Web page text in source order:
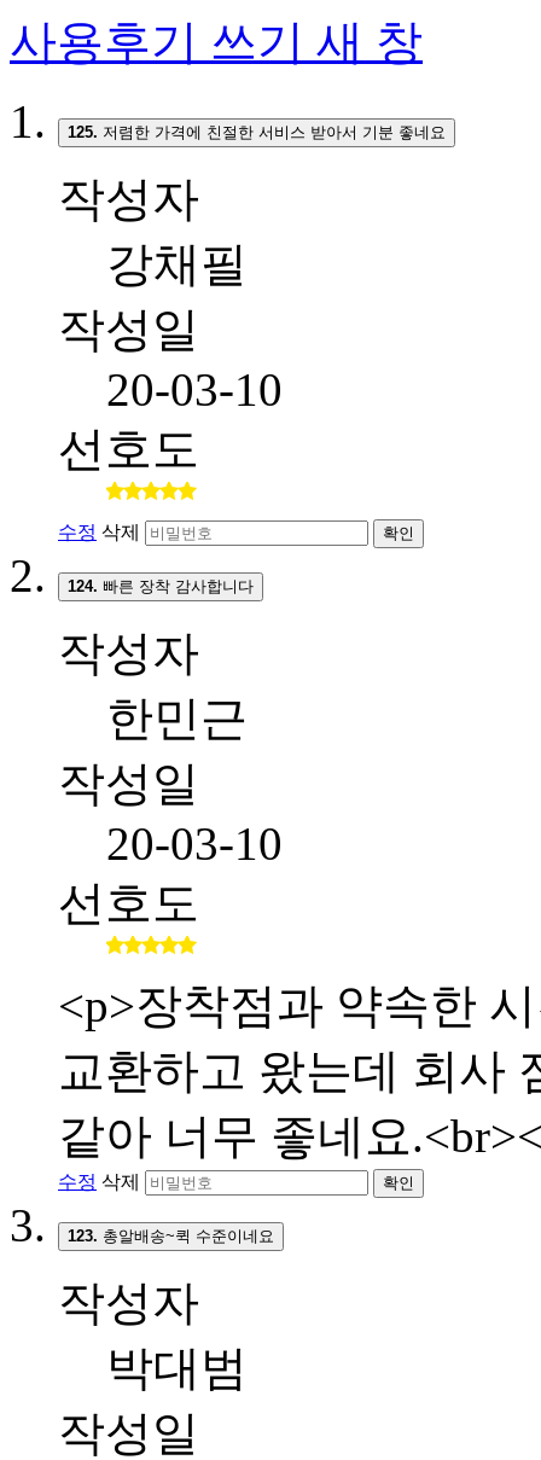
사용후기 쓰기 새 창
125. 저렴한 가격에 친절한 서비스 받아서 기분 좋네요
작성자
강채필
작성일
20-03-10
선호도
수정 삭제 확인
124. 빠른 장착 감사합니다
작성자
한민근
작성일
20-03-10
선호도
<p>장착점과 약속한
교환하고 왔는데 회사
같아 너무 좋네요
수정 삭제 확인
123. 총알배송~퀵 수준이네요
작성자
박대범
작성일